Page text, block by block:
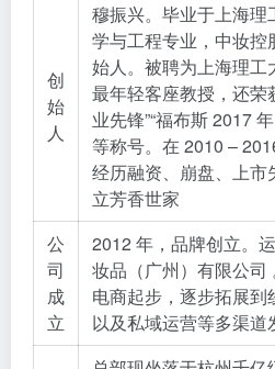
创
始
人
穆振兴。毕业于上海
学与工程专业，中妆
始人。被聘为上海理
最年轻客座教授，还荣
业先锋”“福布斯 2017
等称号。在 2010 –
经历融资、崩盘、上市
立芳香世家
公
司
成
立
2012 年，品牌创立。
妆品（广州）有限公司
电商起步，逐步拓展到
以及私域运营等多渠道